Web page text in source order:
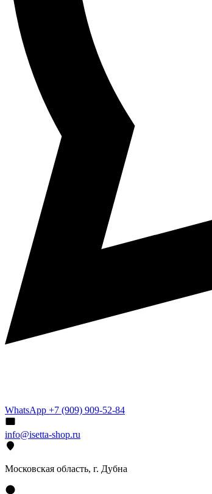
WhatsApp +7 (909) 909-52-84
info@isetta-shop.ru
Московская область, г. Дубна